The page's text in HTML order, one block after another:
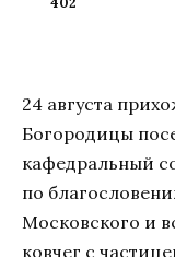
24 августа
Богородицы
кафедральный
по
Московского и
ковчег с